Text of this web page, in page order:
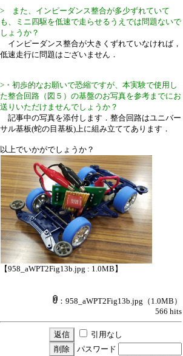
> また、インピーダンス整合が多少ずれていて
も、ミニ四駆を低速で走らせるうえでは問題ないで
しょうか？
インピーダンス整合が大きくずれていなければ，
低速走行に問題はございません．
>・初歩的なお願いで恐縮ですが、本実験で使用し
た整合回路（図５）の基盤のお写真を参考までにお
送りいただけませんでしょうか？
記事中の写真を添付します．整合回路はユニバー
サル基板(蛇の目基板)上に組み立ててあります．
以上でいかがでしょうか？
【958_aWPT2Fig13b.jpg : 1.0MB】
：958_aWPT2Fig13b.jpg （1.0MB）
566 hits
引用なし
パスワード